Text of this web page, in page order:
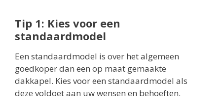
Tip 1: Kies voor een
standaardmodel
Een standaardmodel is over het algemeen
goedkoper dan een op maat gemaakte
dakkapel. Kies voor een standaardmodel als
deze voldoet aan uw wensen en behoeften.